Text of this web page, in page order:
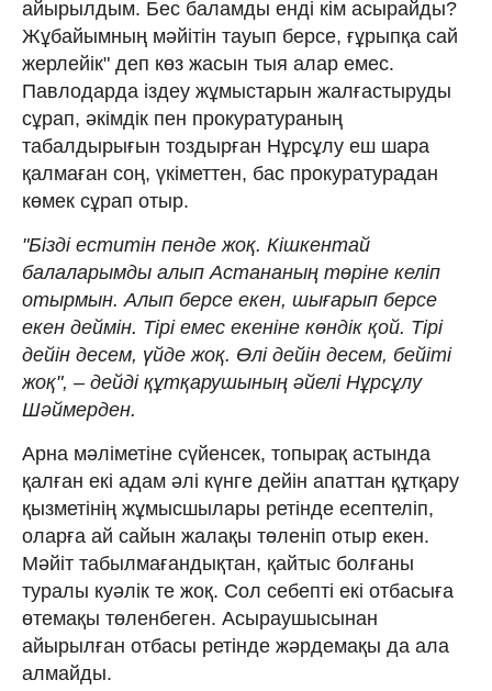
айырылдым. Бес баламды енді кім асырайды?
Жұбайымның мәйітін тауып берсе, ғұрыпқа сай
жерлейік" деп көз жасын тыя алар емес.
Павлодарда іздеу жұмыстарын жалғастыруды
сұрап, әкімдік пен прокуратураның
табалдырығын тоздырған Нұрсұлу еш шара
қалмаған соң, үкіметтен, бас прокуратурадан
көмек сұрап отыр.
"Бізді еститін пенде жоқ. Кішкентай
балаларымды алып Астананың төріне келіп
отырмын. Алып берсе екен, шығарып берсе
екен деймін. Тірі емес екеніне көндік қой. Тірі
дейін десем, үйде жоқ. Өлі дейін десем, бейіті
жоқ", – дейді құтқарушының әйелі Нұрсұлу
Шәймерден.
Арна мәліметіне сүйенсек, топырақ астында
қалған екі адам әлі күнге дейін апаттан құтқару
қызметінің жұмысшылары ретінде есептеліп,
оларға ай сайын жалақы төленіп отыр екен.
Мәйіт табылмағандықтан, қайтыс болғаны
туралы куәлік те жоқ. Сол себепті екі отбасыға
өтемақы төленбеген. Асыраушысынан
айырылған отбасы ретінде жәрдемақы да ала
алмайды.